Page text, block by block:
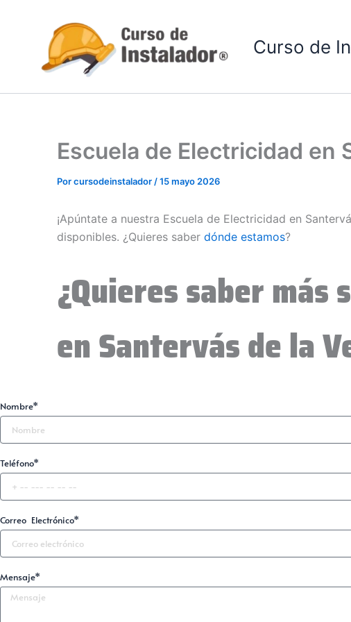
contenido
Curso de
Escuela de Electricidad en
Porcursodeinstalador/15 mayo 2026
¡Apúntate a nuestra Escuela de Electricidad en
disponibles. ¿Quieres saber dónde estamos?
¿Quieres saber más
en Santervás de la
Nombre*
Teléfono*
Correo Electrónico*
Mensaje*